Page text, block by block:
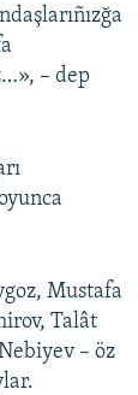
– dep
Mustafa
Talât
– öz